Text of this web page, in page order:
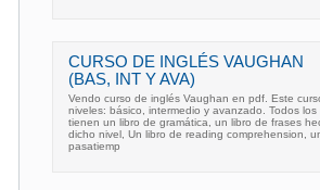
CURSO DE INGLÉS VAUGHAN
(BAS, INT Y AVA)
Vendo curso de inglés Vaughan en pdf. Este
niveles: básico, intermedio y avanzado. Todos los
tienen un libro de gramática, un libro de frases
dicho nivel, Un libro de reading comprehension,
pasatiemp